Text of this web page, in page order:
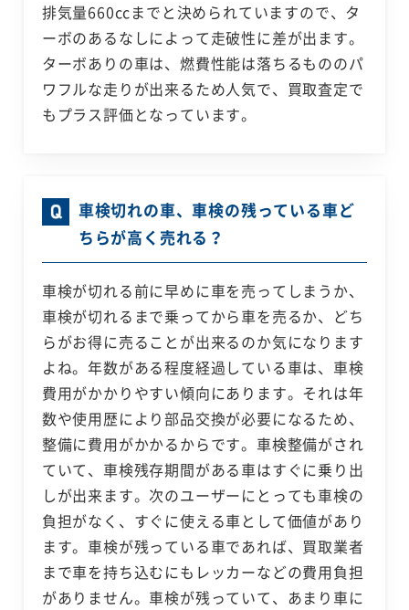
排気量660ccまでと決められていますので、タ
ーボのあるなしによって走破性に差が出ます。
ターボありの車は、燃費性能は落ちるもののパ
ワフルな走りが出来るため人気で、買取査定で
もプラス評価となっています。
車検切れの車、車検の残っている車ど
ちらが高く売れる？
車検が切れる前に早めに車を売ってしまうか、
車検が切れるまで乗ってから車を売るか、どち
らがお得に売ることが出来るのか気になります
よね。年数がある程度経過している車は、車検
費用がかかりやすい傾向にあります。それは年
数や使用歴により部品交換が必要になるため、
整備に費用がかかるからです。車検整備がされ
ていて、車検残存期間がある車はすぐに乗り出
しが出来ます。次のユーザーにとっても車検の
負担がなく、すぐに使える車として価値があり
ます。車検が残っている車であれば、買取業者
まで車を持ち込むにもレッカーなどの費用負担
がありません。車検が残っていて、あまり車に